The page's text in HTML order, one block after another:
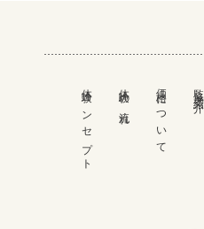
体験コンセプト 体験の流れ 価格について 監修者紹介